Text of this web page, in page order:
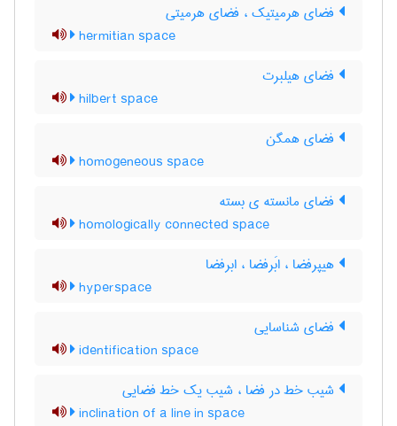
فضای هرمیتیک ، فضای هرمیتی
hermitian space
فضای هیلبرت
hilbert space
فضای همگن
homogeneous space
فضای مانسته ی بسته
homologically connected space
هیپرفضا ، ابَرفضا ، ابرفضا
hyperspace
فضای شناسایی
identification space
شیب خط در فضا ، شیب یک خط فضایی
inclination of a line in space